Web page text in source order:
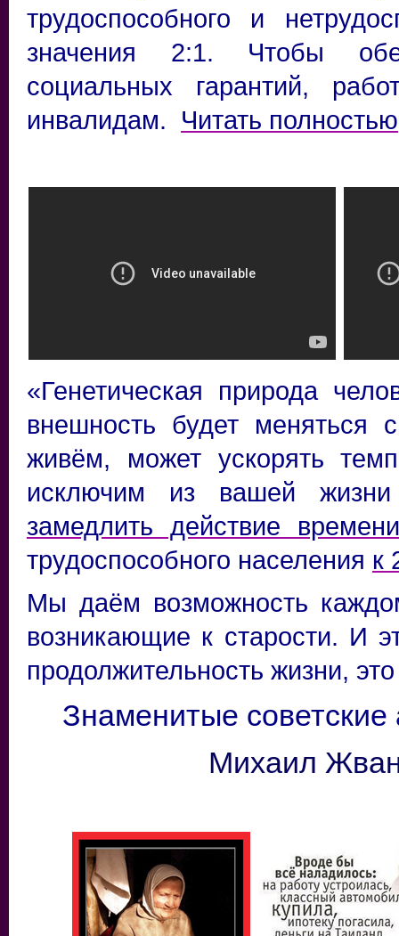
трудоспособного и
значения 2:1. Чтобы
социальных гарантий,
инвалидам.
Читать полностью
«Генетическая природа
внешность будет
живём, может ускорять
исключим из вашей
замедлить действие
трудоспособного населения к
Мы даём возможность
возникающие к старости. И
продолжительность жизни,
Знаменитые
Михаил